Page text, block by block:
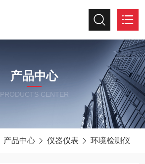
产品中心
PRODUCTS CENTER
产品中心 仪器仪表 环境检测仪器